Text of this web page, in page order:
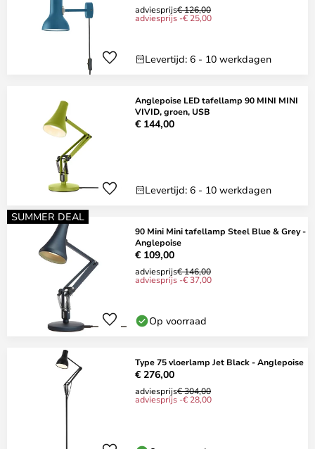
adviesprijs€ 126,00
adviesprijs -€ 25,00
Levertijd: 6 - 10 werkdagen
Anglepoise LED tafellamp 90 MINI MINI
VIVID, groen, USB
€ 144,00
Levertijd: 6 - 10 werkdagen
SUMMER DEAL
90 Mini Mini tafellamp Steel Blue & Grey -
Anglepoise
€ 109,00
adviesprijs€ 146,00
adviesprijs -€ 37,00
Op voorraad
Type 75 vloerlamp Jet Black - Anglepoise
€ 276,00
adviesprijs€ 304,00
adviesprijs -€ 28,00